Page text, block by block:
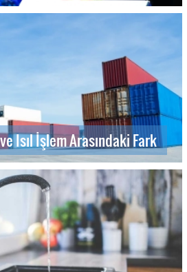
Isıl İşlem Arasındaki Fark